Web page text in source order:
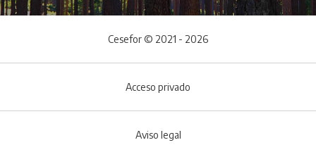
Cesefor © 2021 - 2026
Acceso privado
Aviso legal